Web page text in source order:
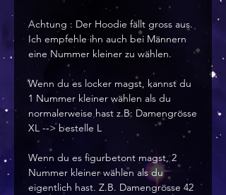
Achtung : Der Hoodie fällt gross aus.
Ich empfehle ihn auch bei Männern
eine Nummer kleiner zu wählen.
Wenn du es locker magst, kannst du
1 Nummer kleiner wählen als du
normalerweise hast z.B: Damengrösse
XL --> bestelle L
Wenn du es figurbetont magst, 2
Nummer kleiner wählen als du
eigentlich hast. Z.B. Damengrösse 42